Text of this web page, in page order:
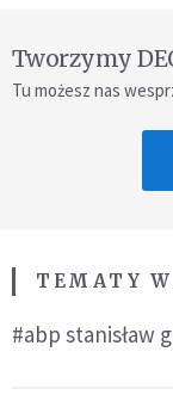
Tworzymy
Tu możesz nas
TEMATY
#abp stanisław